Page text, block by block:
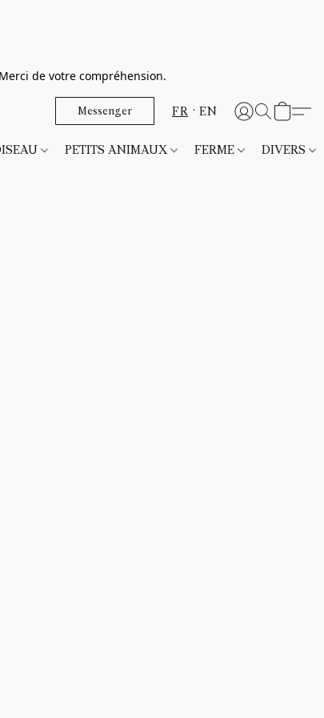
de votre compréhension.
Messenger FR EN
PETITS ANIMAUX FERME DIVERS